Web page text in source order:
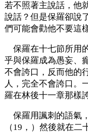
若不照著主說話，他
說話？但是保羅卻說
們可能會勸他不要這
保羅在十七節所用
乎與保羅成為愚妄、
不會誇口，反而他的
人，完全不會誇口。
羅在林後十一章那樣
保羅用諷刺的語氣
（19，）然後就在二